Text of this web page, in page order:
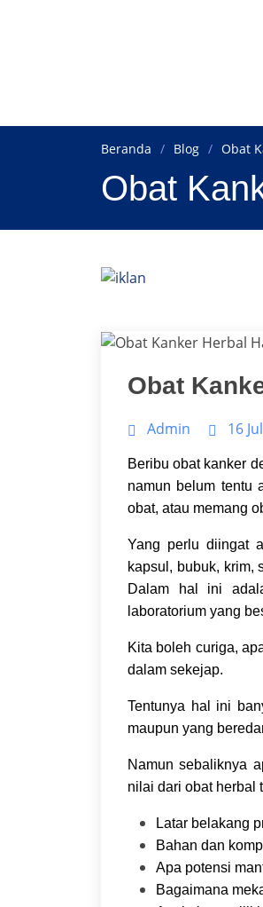
Beranda Blog Obat
Obat
Obat
Admin 16
Beribu obat kanker
namun belum tentu
obat, atau memang
Yang perlu diingat
kapsul, bubuk, krim,
Dalam hal ini
laboratorium yang
Kita boleh curiga,
dalam sekejap.
Tentunya hal ini
maupun yang
Namun sebaliknya
nilai dari obat herbal
Latar belakang
Bahan dan
Apa potensi
Bagaimana